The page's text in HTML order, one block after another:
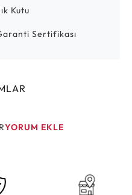
Kutu
Sertifikası
YORUM EKLE